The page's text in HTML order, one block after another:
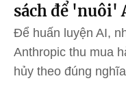
sách để 'nuôi'
Để huấn luyện AI,
Anthropic thu mua
hủy theo đúng